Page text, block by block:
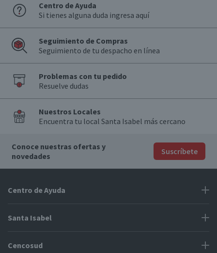
Centro de Ayuda
Si tienes alguna duda ingresa aquí
Seguimiento de Compras
Seguimiento de tu despacho en línea
Problemas con tu pedido
Resuelve dudas
Nuestros Locales
Encuentra tu local Santa Isabel más cercano
Conoce nuestras ofertas y
novedades
Suscríbete
Centro de Ayuda
Problemas con tu pedido
Cómo modificar mis datos
Santa Isabel
Proveedores
Cencosud